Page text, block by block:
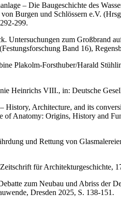
– Die Baugeschichte des
Burgen und Schlössern e.V.
299.
Untersuchungen zum
Band 16),
Plakolm-Forsthuber/Harald
Heinrichs VIII., in: Deutsche
Architecture, and its
Anatomy: Origins, History and
und Rettung von
für Architekturgeschichte,
zum Neubau und Abriss der
Dresden 2025, S. 138-151.